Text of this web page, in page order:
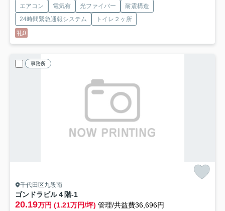
エアコン 電気有 光ファイバー
耐震構造
24時間緊急通報システム
トイレ２ヶ所
礼0
事務所
千代田区九段南
ゴンドラビル４階-1
20.19万円 (1.21万円/坪) 管理/共益費36,696円